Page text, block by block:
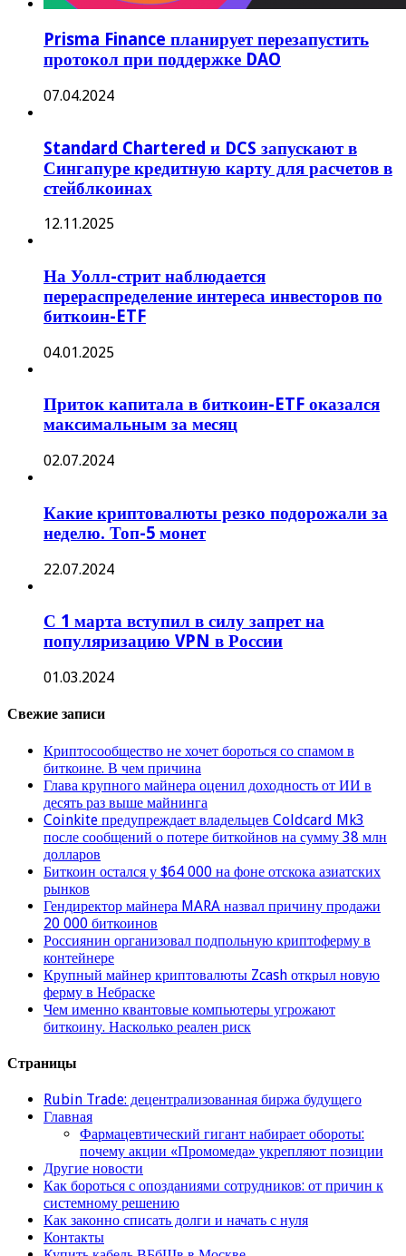
Prisma Finance планирует перезапустить
протокол при поддержке DAO
07.04.2024
Standard Chartered и DCS запускают в
Сингапуре кредитную карту для расчетов в
стейблкоинах
12.11.2025
На Уолл-стрит наблюдается
перераспределение интереса инвесторов по
биткоин-ETF
04.01.2025
Приток капитала в биткоин-ETF оказался
максимальным за месяц
02.07.2024
Какие криптовалюты резко подорожали за
неделю. Топ-5 монет
22.07.2024
С 1 марта вступил в силу запрет на
популяризацию VPN в России
01.03.2024
Свежие записи
Криптосообщество не хочет бороться со спамом в
биткоине. В чем причина
Глава крупного майнера оценил доходность от ИИ в
десять раз выше майнинга
Coinkite предупреждает владельцев Coldcard Mk3
после сообщений о потере биткойнов на сумму 38 млн
долларов
Биткоин остался у $64 000 на фоне отскока азиатских
рынков
Гендиректор майнера MARA назвал причину продажи
20 000 биткоинов
Россиянин организовал подпольную криптоферму в
контейнере
Крупный майнер криптовалюты Zcash открыл новую
ферму в Небраске
Чем именно квантовые компьютеры угрожают
биткоину. Насколько реален риск
Страницы
Rubin Trade: децентрализованная биржа будущего
Главная
Фармацевтический гигант набирает обороты:
почему акции «Промомеда» укрепляют позиции
Другие новости
Как бороться с опозданиями сотрудников: от причин к
системному решению
Как законно списать долги и начать с нуля
Контакты